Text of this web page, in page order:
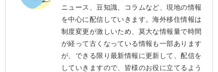
ニュース、豆知識、コラムなど、現地の情報
を中心に配信していきます。海外移住情報は
制度変更が激しいため、莫大な情報量で時間
が経って古くなっている情報も一部あります
が、できる限り最新情報に更新して、配信を
していきますので、皆様のお役に立てるよう